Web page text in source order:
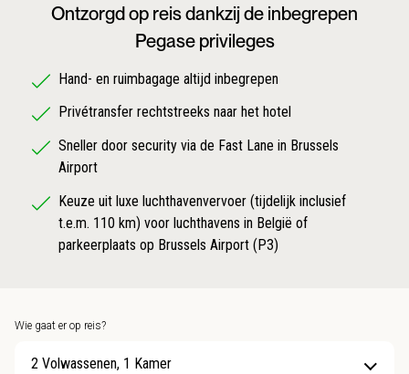
Ontzorgd op reis dankzij de inbegrepen
Pegase privileges
Hand- en ruimbagage altijd inbegrepen
Privétransfer rechtstreeks naar het hotel
Sneller door security via de Fast Lane in Brussels
Airport
Keuze uit luxe luchthavenvervoer (tijdelijk inclusief
t.e.m. 110 km) voor luchthavens in België of
parkeerplaats op Brussels Airport (P3)
Wie gaat er op reis?
2 Volwassenen, 1 Kamer